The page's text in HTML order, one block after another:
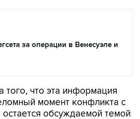
за операции в Венесуэле и
того, что эта информация
момент конфликта с
обсуждаемой темой